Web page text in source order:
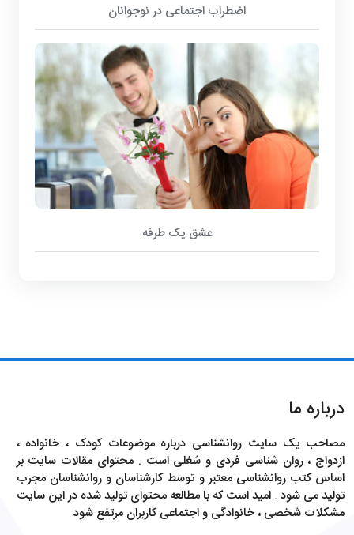
اضطراب اجتماعی در نوجوانان
عشق یک طرفه
درباره ما
مصاحب یک سایت روانشناسی درباره موضوعات کودک ، خانواده ،
ازدواج ، روان شناسی فردی و شغلی است . محتوای مقالات سایت بر
اساس کتب روانشناسی معتبر و توسط کارشناسان و روانشناسان مجرب
تولید می شود . امید است که با مطالعه محتوای تولید شده در این سایت
مشکلات شخصی ، خانوادگی و اجتماعی کاربران مرتفع شود